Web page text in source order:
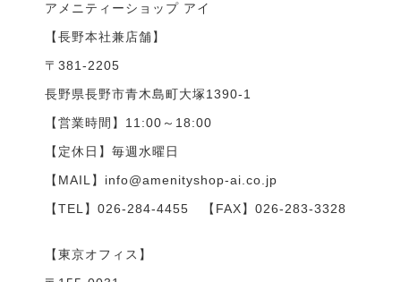
アメニティーショップ アイ
【長野本社兼店舗】
〒381-2205
長野県長野市青木島町大塚1390-1
【営業時間】11:00～18:00
【定休日】毎週水曜日
【MAIL】info@amenityshop-ai.co.jp
【TEL】 026-284-4455 【FAX】026-283-3328
【東京オフィス】